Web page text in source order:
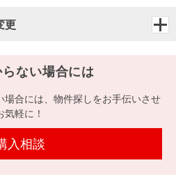
を探
事業
探す
図
地
ニュース
リリース
更
ない場合には
場合には、物件探しをお手伝いさせ
軽に！
入相談